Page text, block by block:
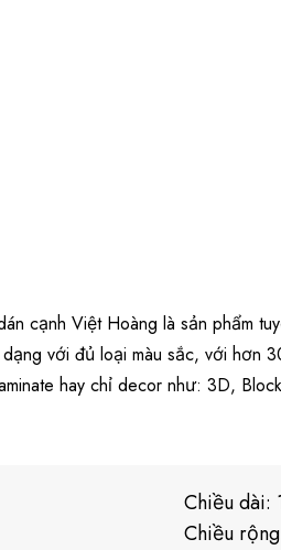
cạnh Việt Hoàng là sản phẩm
với đủ loại màu sắc, với hơn
hay chỉ decor như: 3D,
Chiều dài:
Chiều